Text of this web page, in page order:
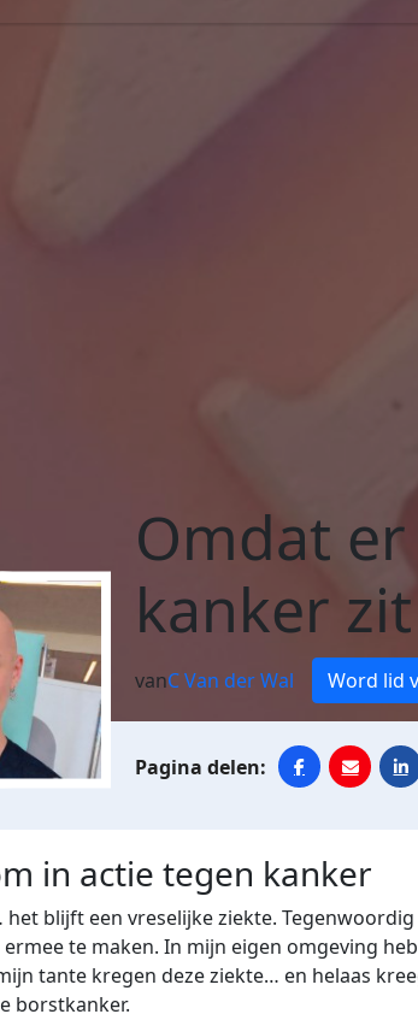
Omdat er
kanker zit
vanC Van der Wal Word lid
in actie tegen kanker
het blijft een vreselijke ziekte.
te maken. In mijn eigen omgeving
tante kregen deze ziekte… en helaas
borstkanker.